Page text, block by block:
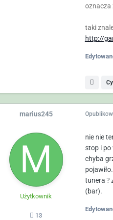
oznacza
taki
http://
marius245
Użytkownik
13
nie nie
stop i po
chyba
tunera ?
(bar).